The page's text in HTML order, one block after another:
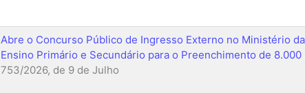
Abre o Concurso Público de Ingresso Externo no Ministério
Ensino Primário e Secundário para o Preenchimento de 8.000
753/2026, de 9 de Julho